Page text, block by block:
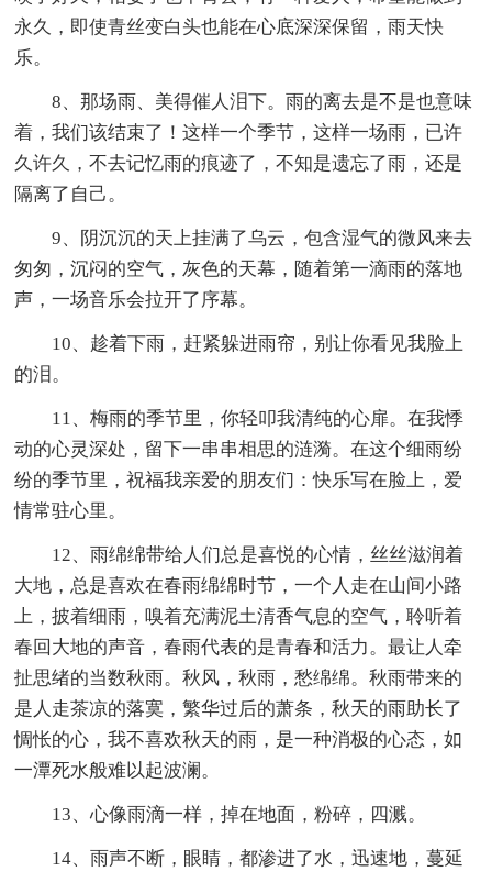
永久，即使青丝变白头也能在心底深深保留，雨天快
乐。
8、那场雨、美得催人泪下。雨的离去是不是也意味
着，我们该结束了！这样一个季节，这样一场雨，已许
久许久，不去记忆雨的痕迹了，不知是遗忘了雨，还是
隔离了自己。
9、阴沉沉的天上挂满了乌云，包含湿气的微风来去
匆匆，沉闷的空气，灰色的天幕，随着第一滴雨的落地
声，一场音乐会拉开了序幕。
10、趁着下雨，赶紧躲进雨帘，别让你看见我脸上
的泪。
11、梅雨的季节里，你轻叩我清纯的心扉。在我悸
动的心灵深处，留下一串串相思的涟漪。在这个细雨纷
纷的季节里，祝福我亲爱的朋友们：快乐写在脸上，爱
情常驻心里。
12、雨绵绵带给人们总是喜悦的心情，丝丝滋润着
大地，总是喜欢在春雨绵绵时节，一个人走在山间小路
上，披着细雨，嗅着充满泥土清香气息的空气，聆听着
春回大地的声音，春雨代表的是青春和活力。最让人牵
扯思绪的当数秋雨。秋风，秋雨，愁绵绵。秋雨带来的
是人走茶凉的落寞，繁华过后的萧条，秋天的雨助长了
惆怅的心，我不喜欢秋天的雨，是一种消极的心态，如
一潭死水般难以起波澜。
13、心像雨滴一样，掉在地面，粉碎，四溅。
14、雨声不断，眼睛，都渗进了水，迅速地，蔓延